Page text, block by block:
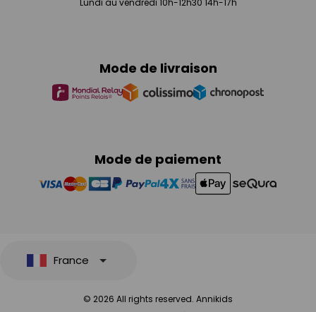
Mode de paiement
Mode de livraison
Lundi au vendredi 10h-12h30 14h-17h
France
© 2026 All rights reserved. Annikids